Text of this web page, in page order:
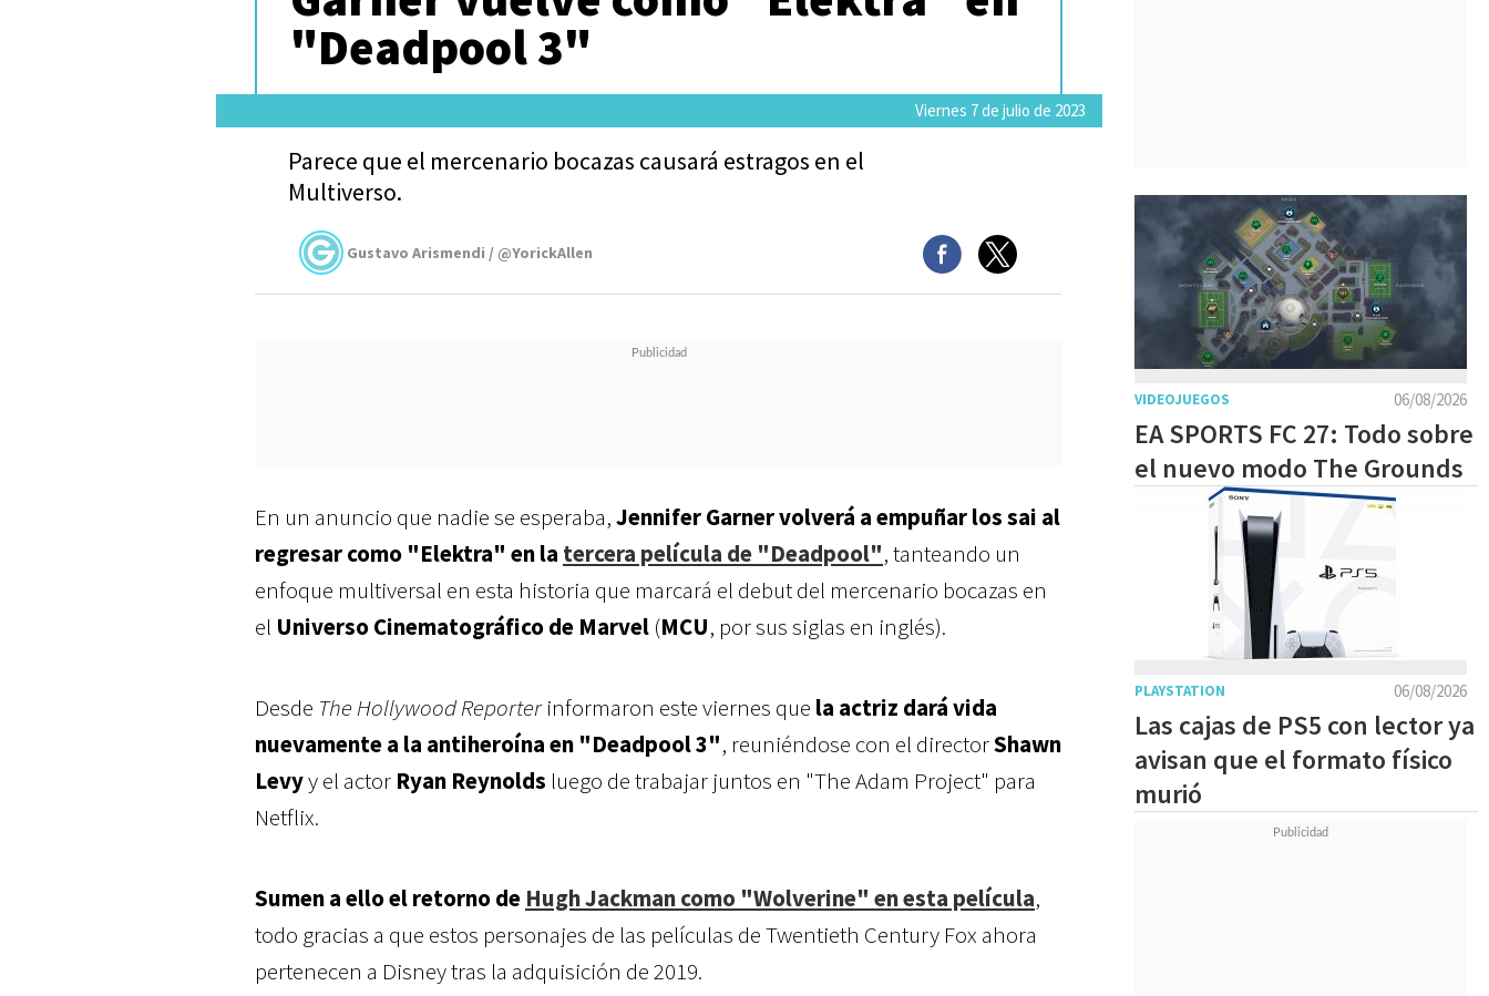
"Deadpool 3"
Viernes 7 de julio de 2023
Parece que el mercenario bocazas causará estragos en el
Multiverso.
Gustavo Arismendi / @YorickAllen
En un anuncio que nadie se esperaba,Jennifer Garner volverá a empuñar los sai al
regresar como "Elektra" en la tercera película de "Deadpool", tanteando un
enfoque multiversal en esta historia que marcará el debut del mercenario bocazas en
el Universo Cinematográfico de Marvel (MCU, por sus siglas en inglés).
Desde The Hollywood Reporterinformaron este viernes que la actriz dará vida
nuevamente a la antiheroína en "Deadpool 3", reuniéndose con el directorShawn
Levyy el actor Ryan Reynolds luego de trabajar juntos en "The Adam Project" para
Netflix.
Sumen a ello el retorno de Hugh Jackman como "Wolverine" en esta película,
todo gracias a que estos personajes de las películas de Twentieth Century Fox ahora
pertenecen a Disney tras la adquisición de 2019.
06/08/2026
VIDEOJUEGOS
EA SPORTS FC 27: Todo sobre
el nuevo modo The Grounds
06/08/2026
PLAYSTATION
Las cajas de PS5 con lector ya
avisan que el formato físico
murió